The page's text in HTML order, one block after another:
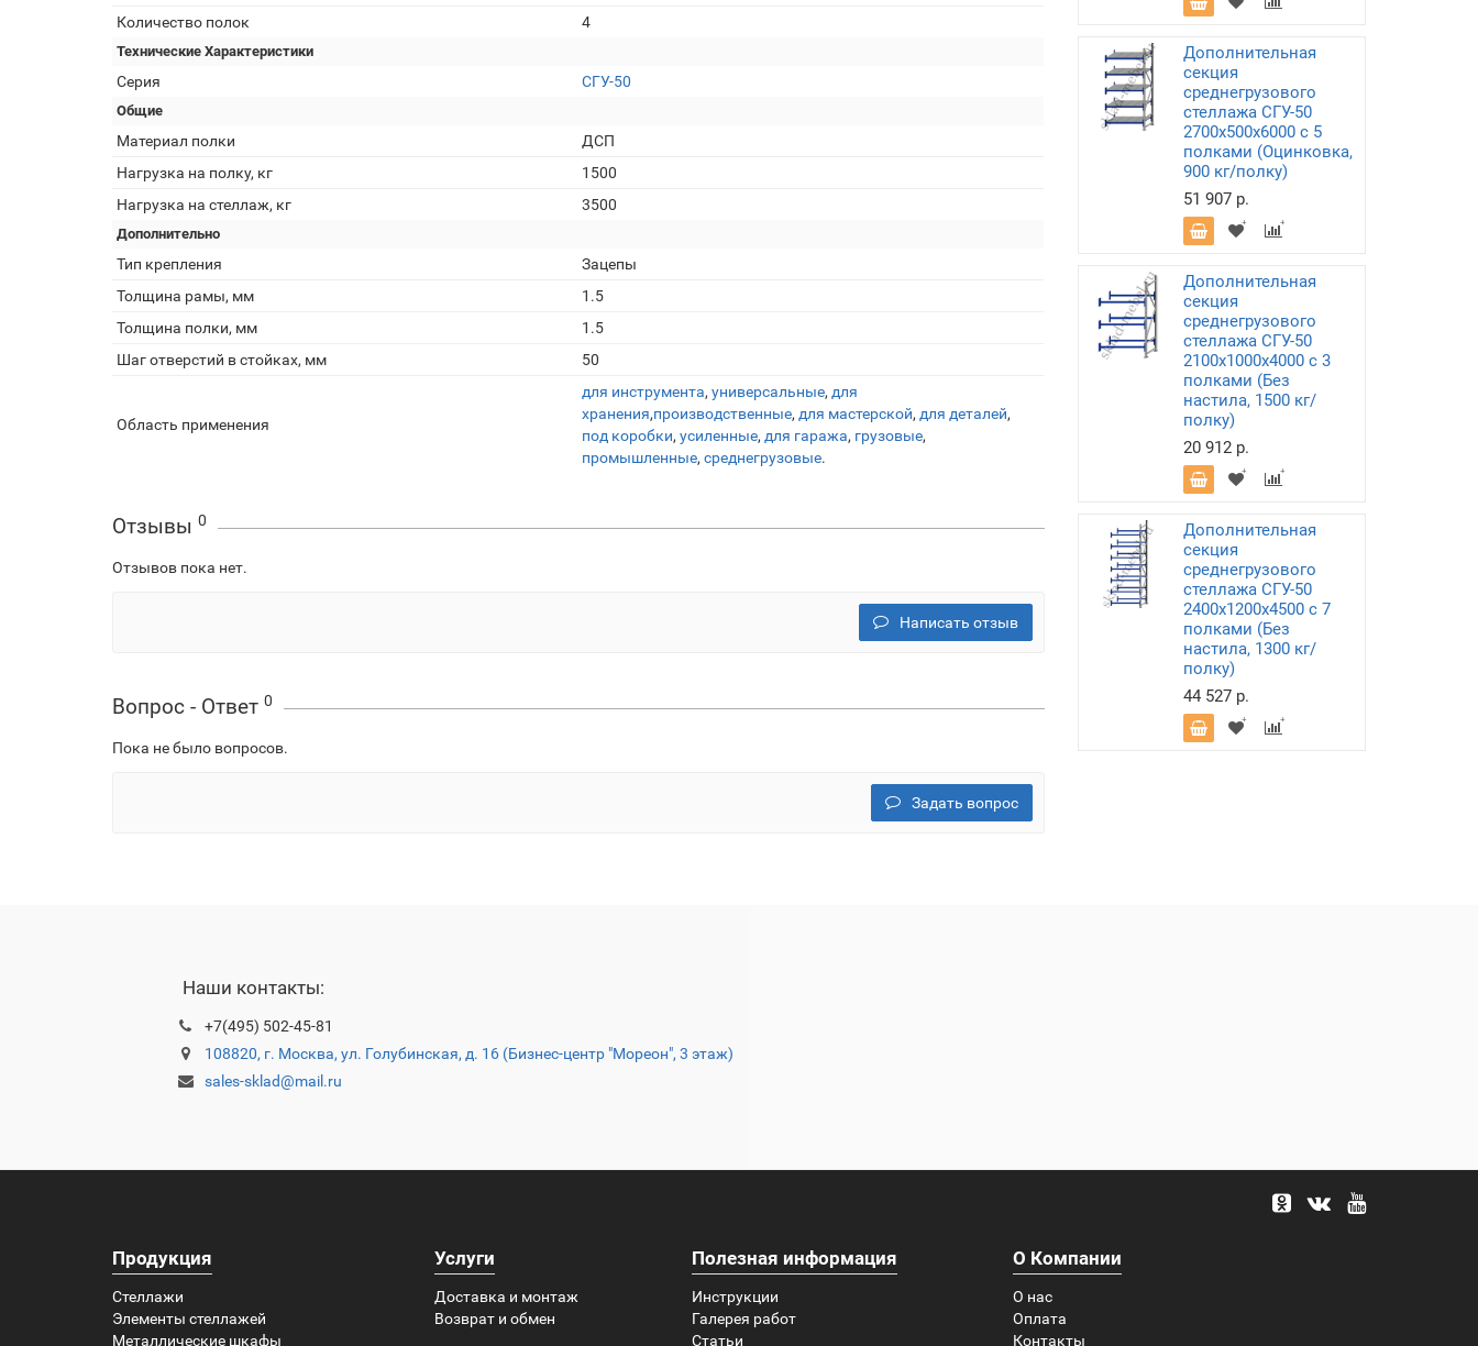
Количество полок
4
Технические Характеристики
Серия СГУ-50
Общие
Материал полки
ДСП
Нагрузка на полку, кг
1500
Нагрузка на стеллаж, кг
3500
Дополнительно
Тип крепления
Зацепы
Толщина рамы, мм
1.5
Толщина полки, мм
1.5
Шаг отверстий в стойках, мм
50
Область применения
для инструмента, универсальные, для
хранения,производственные, для мастерской, для деталей,
под коробки, усиленные, для гаража, грузовые,
промышленные, среднегрузовые.
Отзывы 0
Отзывов пока нет.
Написать отзыв
Вопрос - Ответ 0
Пока не было вопросов.
Задать вопрос
Дополнительная
секция
среднегрузового
стеллажа СГУ-50
2700х500х6000 с 5
полками (Оцинковка,
900 кг/полку)
51 907 р.
Дополнительная
секция
среднегрузового
стеллажа СГУ-50
2100х1000х4000 с 3
полками (Без
настила, 1500 кг/
полку)
20 912 р.
Дополнительная
секция
среднегрузового
стеллажа СГУ-50
2400х1200х4500 с 7
полками (Без
настила, 1300 кг/
полку)
44 527 р.
Наши контакты:
+7(495) 502-45-81
108820, г. Москва, ул. Голубинская, д. 16 (Бизнес-центр "Мореон", 3 этаж)
sales-sklad@mail.ru
Продукция
Стеллажи
Элементы стеллажей
Металлические шкафы
Услуги
Доставка и монтаж
Возврат и обмен
Полезная информация
Инструкции
Галерея работ
Статьи
О Компании
О нас
Оплата
Контакты